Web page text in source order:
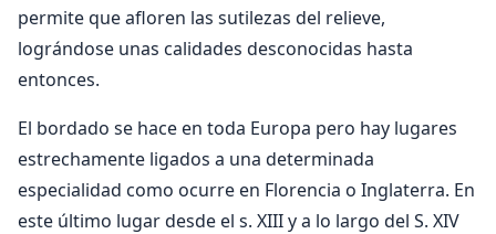
permite que afloren las sutilezas del relieve,
lográndose unas calidades desconocidas hasta
entonces.
El bordado se hace en toda Europa pero hay lugares
estrechamente ligados a una determinada
especialidad como ocurre en Florencia o Inglaterra. En
este último lugar desde el s. XIII y a lo largo del S. XIV